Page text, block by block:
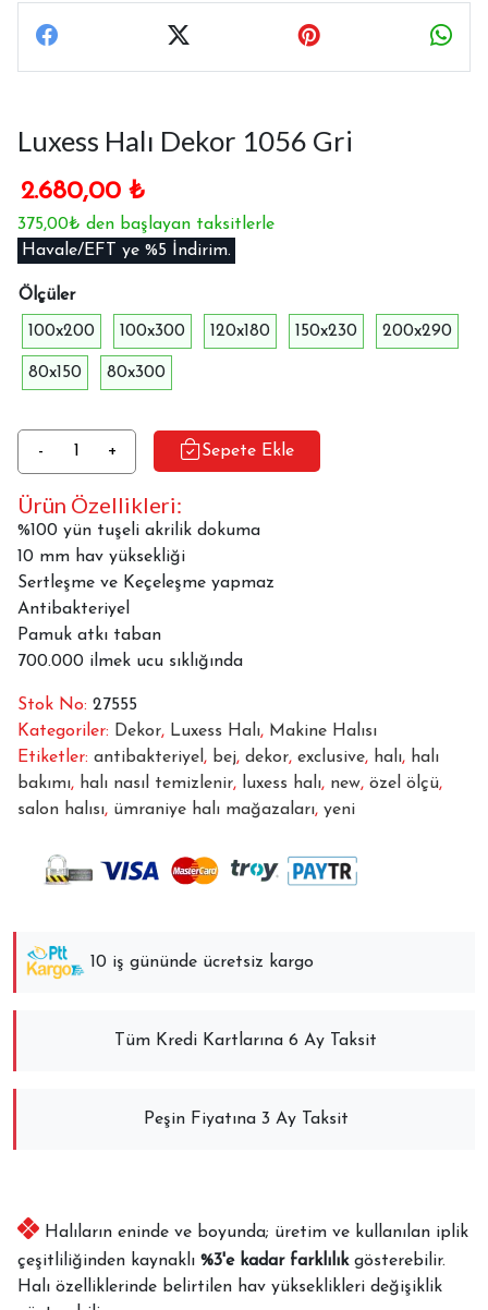
Luxess Halı Dekor 1056 Gri
2.680,00 ₺
375,00₺ den başlayan taksitlerle
Havale/EFT ye %5 İndirim.
Ölçüler
100x200 100x300 120x180 150x230 200x290
80x150 80x300
-
Luxess
Halı
Dekor
1056
Gri
adet
+ Sepete Ekle
Ürün Özellikleri:
%100 yün tuşeli akrilik dokuma
10 mm hav yüksekliği
Sertleşme ve Keçeleşme yapmaz
Antibakteriyel
Pamuk atkı taban
700.000 ilmek ucu sıklığında
Stok No: 27555
Kategoriler: Dekor, Luxess Halı, Makine Halısı
Etiketler: antibakteriyel , bej, dekor, exclusive, halı, halı
bakımı, halı nasıl temizlenir, luxess halı, new, özel ölçü,
salon halısı, ümraniye halı mağazaları, yeni
10 iş gününde ücretsiz kargo
Tüm Kredi Kartlarına 6 Ay Taksit
Peşin Fiyatına 3 Ay Taksit
Halıların eninde ve boyunda; üretim ve kullanılan iplik
çeşitliliğinden kaynaklı %3'e kadar farklılıkgösterebilir.
Halı özelliklerinde belirtilen hav yükseklikleri değişiklik